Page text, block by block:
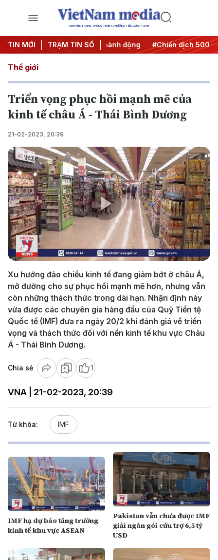
CHUYÊN TRANG THÔNG TIN ĐA PHƯƠNG TIỆN CỦA TTXVN
TIN MỚI TRẠM TIN SỐ
#Đưa Nghị quyết thành hành động #Chiến dịch 500 ngày
Thế giới
Triển vọng phục hồi mạnh mẽ của
kinh tế châu Á - Thái Bình Dương
21-02-2023, 20:39
Play
Video
Xu hướng đảo chiều kinh tế đang giảm bớt ở châu Á,
mở đường cho sự phục hồi mạnh mẽ hơn, nhưng vẫn
còn những thách thức trong dài hạn. Nhận định này
vừa được các chuyên gia hàng đầu của Quỹ Tiền tệ
Quốc tế (IMF) đưa ra ngày 20/2 khi đánh giá về triển
vọng và thách thức đối với nền kinh tế khu vực Châu
Á - Thái Bình Dương.
Chia sẻ 1
VNA | 21-02-2023, 20:39
Từ khóa: IMF
IMF hạ dự báo tăng trưởng
kinh tế khu vực ASEAN
Pakistan vẫn chưa được IMF
giải ngân gói cứu trợ 6,5 tỷ
USD